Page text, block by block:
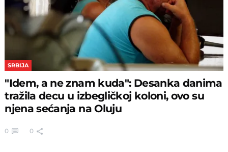
SRBIJA
"Idem, a ne znam kuda": Desanka danima
tražila decu u izbegličkoj koloni, ovo su
njena sećanja na Oluju
0 0